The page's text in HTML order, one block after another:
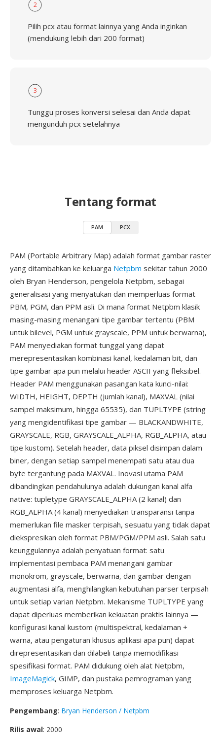
2
Pilih pcx atau format lainnya yang Anda inginkan
(mendukung lebih dari 200 format)
3
Tunggu proses konversi selesai dan Anda dapat
mengunduh pcx setelahnya
Tentang format
PAM PCX
PAM (Portable Arbitrary Map) adalah format gambar raster
yang ditambahkan ke keluarga Netpbm sekitar tahun 2000
oleh Bryan Henderson, pengelola Netpbm, sebagai
generalisasi yang menyatukan dan memperluas format
PBM, PGM, dan PPM asli. Di mana format Netpbm klasik
masing-masing menangani tipe gambar tertentu (PBM
untuk bilevel, PGM untuk grayscale, PPM untuk berwarna),
PAM menyediakan format tunggal yang dapat
merepresentasikan kombinasi kanal, kedalaman bit, dan
tipe gambar apa pun melalui header ASCII yang fleksibel.
Header PAM menggunakan pasangan kata kunci-nilai:
WIDTH, HEIGHT, DEPTH (jumlah kanal), MAXVAL (nilai
sampel maksimum, hingga 65535), dan TUPLTYPE (string
yang mengidentifikasi tipe gambar — BLACKANDWHITE,
GRAYSCALE, RGB, GRAYSCALE_ALPHA, RGB_ALPHA, atau
tipe kustom). Setelah header, data piksel disimpan dalam
biner, dengan setiap sampel menempati satu atau dua
byte tergantung pada MAXVAL. Inovasi utama PAM
dibandingkan pendahulunya adalah dukungan kanal alfa
native: tupletype GRAYSCALE_ALPHA (2 kanal) dan
RGB_ALPHA (4 kanal) menyediakan transparansi tanpa
memerlukan file masker terpisah, sesuatu yang tidak dapat
diekspresikan oleh format PBM/PGM/PPM asli. Salah satu
keunggulannya adalah penyatuan format: satu
implementasi pembaca PAM menangani gambar
monokrom, grayscale, berwarna, dan gambar dengan
augmentasi alfa, menghilangkan kebutuhan parser terpisah
untuk setiap varian Netpbm. Mekanisme TUPLTYPE yang
dapat diperluas memberikan kekuatan praktis lainnya —
konfigurasi kanal kustom (multispektral, kedalaman +
warna, atau pengaturan khusus aplikasi apa pun) dapat
direpresentasikan dan dilabeli tanpa memodifikasi
spesifikasi format. PAM didukung oleh alat Netpbm,
ImageMagick, GIMP, dan pustaka pemrograman yang
memproses keluarga Netpbm.
Pengembang: Bryan Henderson / Netpbm
Rilis awal: 2000